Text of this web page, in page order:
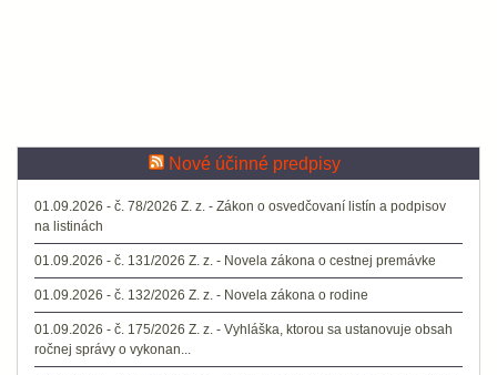
Nové účinné predpisy
01.09.2026 - č. 78/2026 Z. z. - Zákon o osvedčovaní listín a podpisov
na listinách
01.09.2026 - č. 131/2026 Z. z. - Novela zákona o cestnej premávke
01.09.2026 - č. 132/2026 Z. z. - Novela zákona o rodine
01.09.2026 - č. 175/2026 Z. z. - Vyhláška, ktorou sa ustanovuje obsah
ročnej správy o vykonan...